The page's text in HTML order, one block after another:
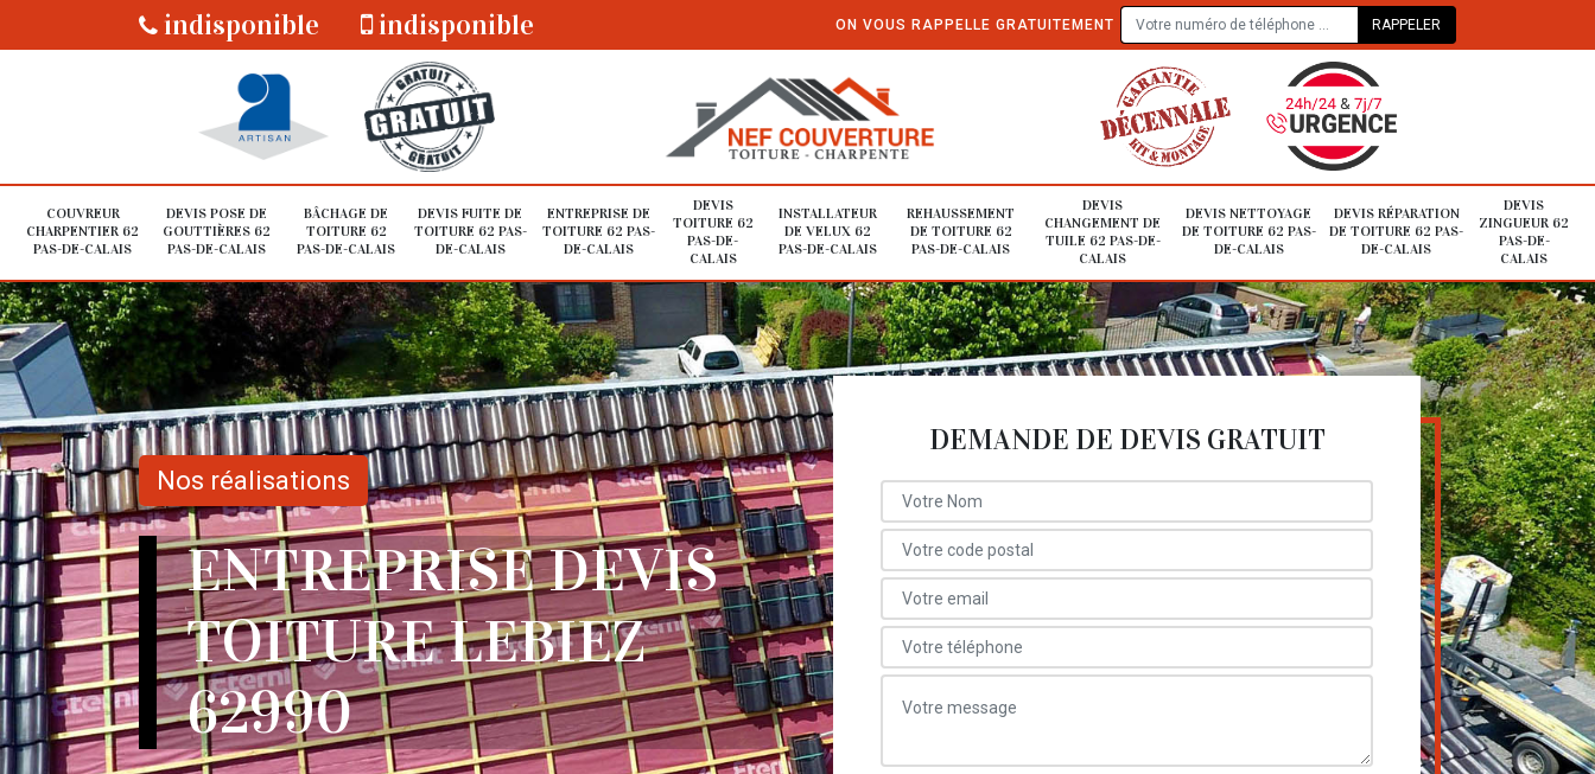
indisponible indisponible ON VOUS RAPPELLE GRATUITEMENT
COUVREUR
CHARPENTIER 62
PAS-DE-CALAIS
DEVIS POSE DE
GOUTTIÈRES 62
PAS-DE-CALAIS
BÂCHAGE DE
TOITURE 62
PAS-DE-CALAIS
DEVIS FUITE DE
TOITURE 62 PAS-
DE-CALAIS
ENTREPRISE DE
TOITURE 62 PAS-
DE-CALAIS
DEVIS
TOITURE 62
PAS-DE-
CALAIS
INSTALLATEUR
DE VELUX 62
PAS-DE-CALAIS
REHAUSSEMENT
DE TOITURE 62
PAS-DE-CALAIS
DEVIS
CHANGEMENT DE
TUILE 62 PAS-DE-
CALAIS
DEVIS NETTOYAGE
DE TOITURE 62 PAS-
DE-CALAIS
DEVIS RÉPARATION
DE TOITURE 62 PAS-
DE-CALAIS
DEVIS
ZINGUEUR 62
PAS-DE-
CALAIS
Nos réalisations
ENTREPRISE DEVIS
TOITURE LEBIEZ
62990
DEMANDE DE DEVIS GRATUIT